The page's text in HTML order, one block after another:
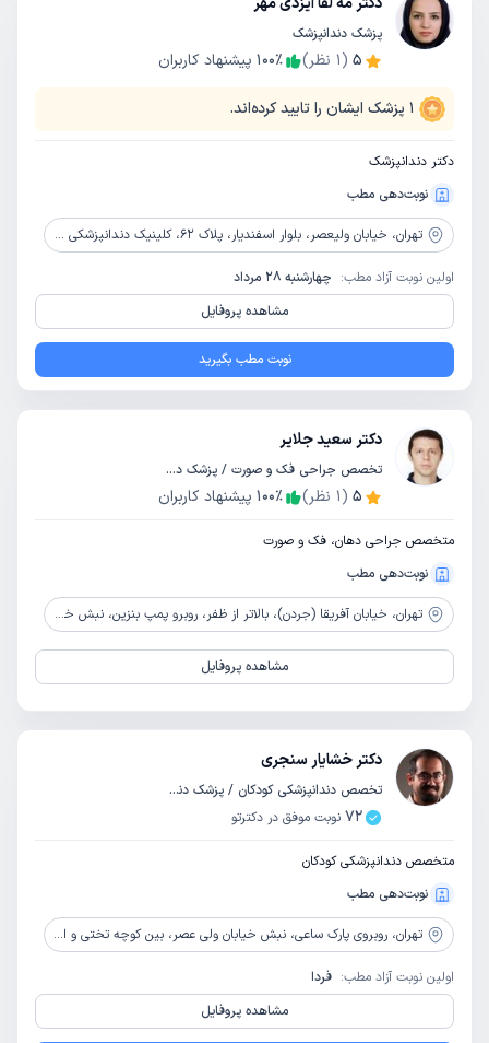
پزشک دندانپزشک
5
(
1 نظر) 100٪ پیشنهاد کاربران
1 پزشک ایشان را تایید کرده‌اند.
دکتر دندانپزشک
نوبت‌دهی مطب
تهران، خیابان ولیعصر، بلوار اسفندیار، پلاک 62، کلینیک دندانپزشکی رایا دنتال
اولین نوبت آزاد مطب: چهارشنبه 28 مرداد
مشاهده پروفایل
نوبت مطب بگیرید
دکتر سعید جلایر
تخصص جراحی فک و صورت / پزشک دندانپزشک
5
(
1 نظر) 100٪ پیشنهاد کاربران
متخصص جراحی دهان، فک و صورت
نوبت‌دهی مطب
تهران، خیابان آفریقا (جردن)، بالاتر از ظفر، روبرو پمپ بنزین، نبش خیابان بابک بهرامی، پلاک 136(جردن)، کلینیک تخصصی دندانپزشکی آرین
مشاهده پروفایل
دکتر خشایار سنجری
تخصص دندانپزشکی کودکان / پزشک دندانپزشک
72 نوبت موفق در دکترتو
متخصص دندانپزشکی کودکان
نوبت‌دهی مطب
تهران، روبروی پارک ساعی، نبش خیابان ولی عصر، بین کوچه تختی و امینی پلاک 2364 همکف
اولین نوبت آزاد مطب: فردا
مشاهده پروفایل